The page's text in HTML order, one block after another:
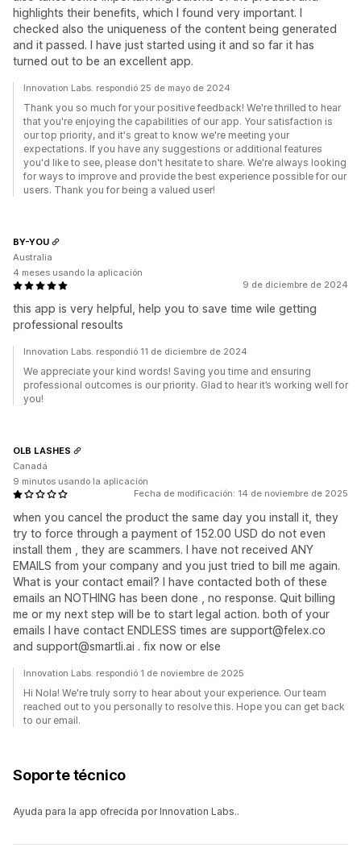
highlights their benefits, which I found very important. I
checked also the uniqueness of the content being generated
and it passed. I have just started using it and so far it has
turned out to be an excellent app.
Innovation Labs. respondió 25 de mayo de 2024
Thank you so much for your positive feedback! We're thrilled to hear
that you're enjoying the capabilities of our app. Your satisfaction is
our top priority, and it's great to know we're meeting your
expectations. If you have any suggestions or additional features
you'd like to see, please don't hesitate to share. We're always looking
for ways to improve and provide the best experience possible for our
users. Thank you for being a valued user!
9 de diciembre de 2024
this app is very helpful, help you to save time wile getting
professional resoults
BY-YOU
Australia
4 meses usando la aplicación
Innovation Labs. respondió 11 de diciembre de 2024
We appreciate your kind words! Saving you time and ensuring
professional outcomes is our priority. Glad to hear it’s working well for
you!
Fecha de modificación: 14 de noviembre de 2025
when you cancel the product the same day you install it, they
try to force through a payment of 152.00 USD do not even
install them , they are scammers. I have not received ANY
EMAILS from your company and you just tried to bill me again.
What is your contact email? I have contacted both of these
emails an NOTHING has been done , no response. Quit billing
me or my next step will be to start legal action. both of your
emails I have contact ENDLESS times are support@felex.co
and support@smartli.ai . fix now or else
OLB LASHES
Canadá
9 minutos usando la aplicación
Innovation Labs. respondió 1 de noviembre de 2025
Hi Nola! We're truly sorry to hear about your experience. Our team
reached out to you personally to resolve this. Hope you can get back
to our email.
Soporte técnico
Ayuda para la app ofrecida por Innovation Labs..